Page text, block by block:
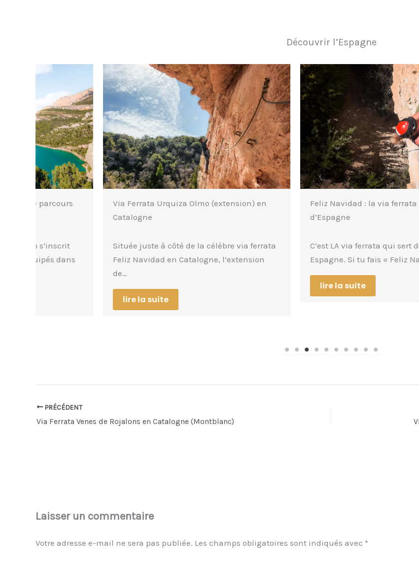
Découvrir l’Espagne
Via Ferrata Urquiza Olmo (extension) en
Située juste à côté de la célèbre via ferrata
Feliz Navidad en Catalogne, l’extension
Feliz Navidad : la via ferrata extrême
C’est LA via ferrata qui sert de référence en
Espagne. Si tu fais « Feliz Navidad »,…
PRÉCÉDENT
Via Ferrata Venes de Rojalons en Catalogne (Montblanc)
Laisser un commentaire
Votre adresse e-mail ne sera pas publiée. Les champs obligatoires sont indiqués avec *